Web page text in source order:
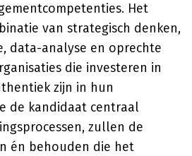
Het
van strategisch denken,
data-analyse en oprechte
die investeren in
zijn in hun
de kandidaat centraal
zullen de
én behouden die het